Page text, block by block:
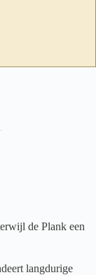
de Plank een
langdurige